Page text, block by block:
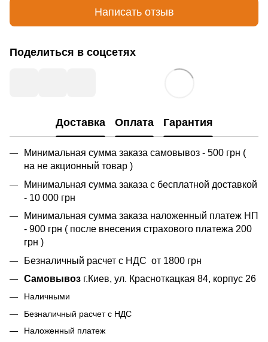
Написать отзыв
Поделиться в соцсетях
Доставка Оплата Гарантия
Минимальная сумма заказа самовывоз - 500 грн (
на не акционный товар )
Минимальная сумма заказа с бесплатной доставкой
- 10 000 грн
Минимальная сумма заказа наложенный платеж НП
- 900 грн ( после внесения страхового платежа 200
грн )
Безналичный расчет с НДС от 1800 грн
Самовывоз г.Киев, ул. Красноткацкая 84, корпус 26
Наличными
Безналичный расчет с НДС
Наложенный платеж